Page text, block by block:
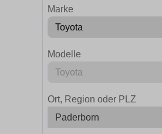
Marke
Modelle
Ort, Region oder PLZ